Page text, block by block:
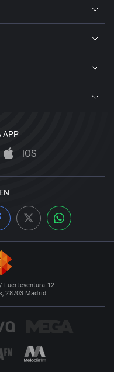
APP
iOS
Fuerteventura 12
28703 Madrid